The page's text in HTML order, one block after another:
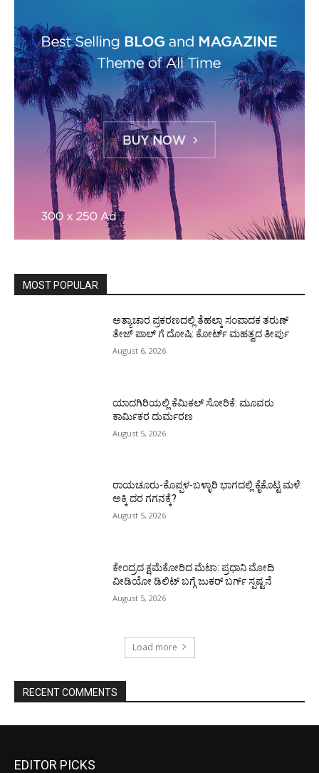
MOST POPULAR
ಅತ್ಯಾಚಾರ ಪ್ರಕರಣದಲ್ಲಿ ತೆಹಲ್ಕಾ ಸಂಪಾದಕ ತರುಣ್‌
ತೇಜ್‌ ಪಾಲ್‌ ಗೆ ದೋಷಿ: ಕೋರ್ಟ್‌ ಮಹತ್ವದ ತೀರ್ಪು
August 6, 2026
ಯಾದಗಿರಿಯಲ್ಲಿ ಕೆಮಿಕಲ್ ಸೋರಿಕೆ: ಮೂವರು
ಕಾರ್ಮಿಕರ ದುರ್ಮರಣ
August 5, 2026
ರಾಯಚೂರು-ಕೊಪ್ಪಳ-ಬಳ್ಳಾರಿ ಭಾಗದಲ್ಲಿ ಕೈಕೊಟ್ಟ ಮಳೆ:
ಅಕ್ಕಿ ದರ ಗಗನಕ್ಕೆ?
August 5, 2026
ಕೇಂದ್ರದ ಕ್ಷಮೆಕೋರಿದ ಮೆಟಾ: ಪ್ರಧಾನಿ ಮೋದಿ
ವೀಡಿಯೋ ಡಿಲಿಟ್ ಬಗ್ಗೆ ಜುಕರ್ ಬರ್ಗ್ ಸ್ಪಷ್ಟನೆ
August 5, 2026
Load more
RECENT COMMENTS
EDITOR PICKS